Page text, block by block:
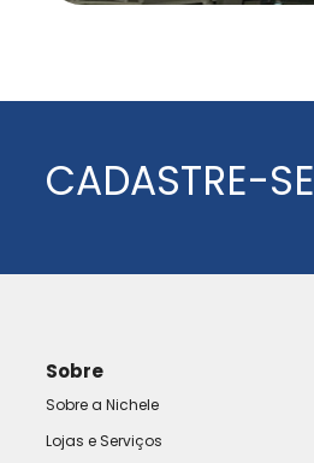
CADASTRE-SE
Sobre
Sobre a Nichele
Lojas e Serviços